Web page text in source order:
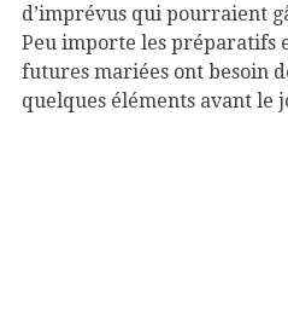
d’imprévus qui pourraient
Peu importe les préparatifs
futures mariées ont besoin
quelques éléments avant le